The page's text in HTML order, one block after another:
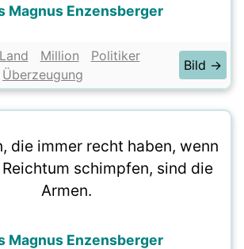
Magnus Enzensberger
Land Million
Politiker
Überzeugung
Bild →
die immer recht haben, wenn
schimpfen, sind die
Armen.
Magnus Enzensberger